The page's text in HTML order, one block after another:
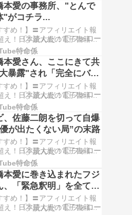
込み…今日の街角ベスト！〓
50代の本物の熟女パンツが毎
↓ ↓ ↓ ↓ ↓ …
本愛の事務所、"とんで
"がコチラ...
すめ！】〓アフィリエイト報
え！日本最大級の電子書籍
ート〓 【PR】AVなんてい
【PR】ムレたクロッチ・透け
込み…今日の街角ベスト！〓
50代の本物の熟女パンツが毎
↓ ↓ ↓ ↓ ↓ …
特命係
本愛さん、ここにきて共
暴露"され「完全にバレ
すめ！】〓アフィリエイト報
え！日本最大級の電子書籍
ート〓 【PR】AVなんてい
【PR】ムレたクロッチ・透け
込み…今日の街角ベスト！〓
50代の本物の熟女パンツが毎
↓ ↓ ↓ ↓ ↓ …
特命係
、佐藤二朗を切って自爆
が出たくない局”の末路
すめ！】〓アフィリエイト報
え！日本最大級の電子書籍
ート〓 【PR】AVなんてい
【PR】ムレたクロッチ・透け
込み…今日の街角ベスト！〓
50代の本物の熟女パンツが毎
↓ ↓ ↓ ↓ ↓ …
特命係
本愛に巻き込まれたフジ
、「緊急釈明」を全て間
うｗｗｗ
すめ！】〓アフィリエイト報
え！日本最大級の電子書籍